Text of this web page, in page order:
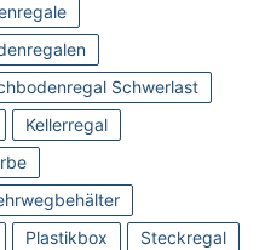
Schwerlast
Kellerregal
Plastikbox
Steckregal